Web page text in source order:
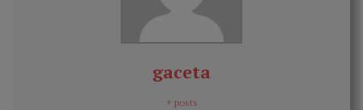
gaceta
+ posts